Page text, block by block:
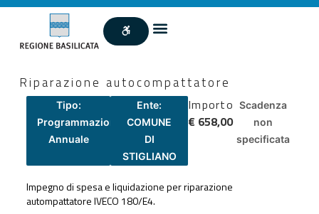
Riparazione autocompattatore
Tipo:
Programmazione
Annuale
Ente:
COMUNE
DI
STIGLIANO
Importo
€ 658,00
Scadenza
non
specificata
Impegno di spesa e liquidazione per riparazione
autompattatore IVECO 180/E4.